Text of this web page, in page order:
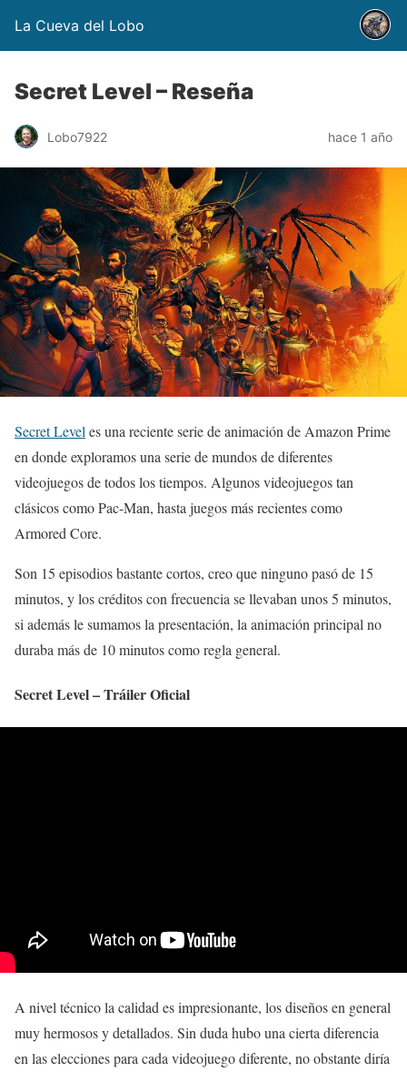
La Cueva del Lobo
Secret Level – Reseña
Lobo7922 hace 1 año
SecretLevel es una reciente serie de animación de Amazon Prime
en donde exploramos una serie de mundos de diferentes
videojuegos de todos los tiempos. Algunos videojuegos tan
clásicos como Pac-Man, hasta juegos más recientes como
Armored Core.
Son 15 episodios bastante cortos, creo que ninguno pasó de 15
minutos, y los créditos con frecuencia se llevaban unos 5 minutos,
si además le sumamos la presentación, la animación principal no
duraba más de 10 minutos como regla general.
Secret Level – Tráiler Oficial
A nivel técnico la calidad es impresionante, los diseños en general
muy hermosos y detallados. Sin duda hubo una cierta diferencia
en las elecciones para cada videojuego diferente, no obstante diría